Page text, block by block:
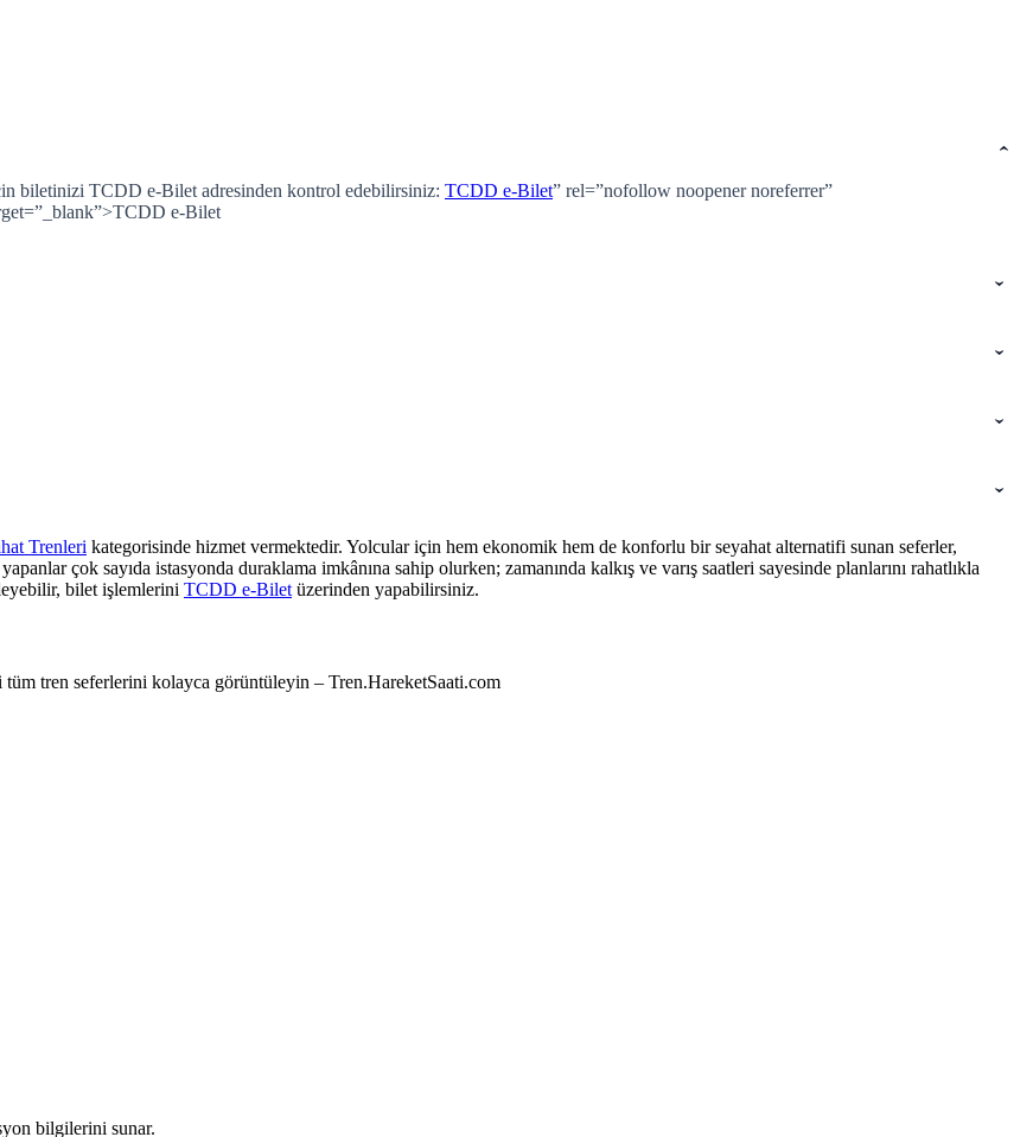
biletinizi TCDD e-Bilet adresinden kontrol edebilirsiniz: TCDD e-Bilet” rel=”nofollow noopener noreferrer”
e-Bilet
Trenleri kategorisinde hizmet vermektedir. Yolcular için hem ekonomik hem de konforlu bir seyahat alternatifi sunan seferler,
çok sayıda istasyonda duraklama imkânına sahip olurken; zamanında kalkış ve varış saatleri sayesinde planlarını rahatlıkla
bilet işlemlerini TCDD e-Bilet üzerinden yapabilirsiniz.
tren seferlerini kolayca görüntüleyin – Tren.HareketSaati.com
bilgilerini sunar.